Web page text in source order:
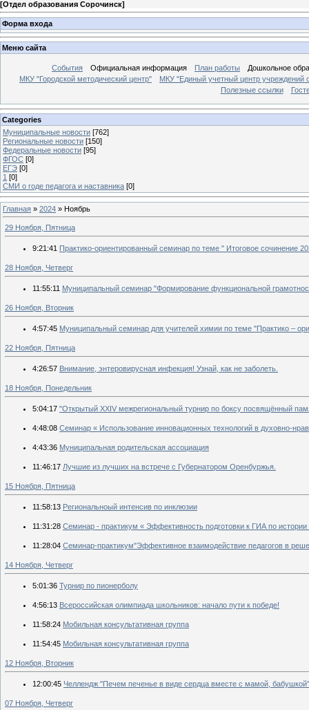
[Отдел образования Сорочинск]
Форма входа
Меню сайта
События Официальная информация План работы
Дошкольное
МКУ "Городской методический центр"
МКУ "Единый учетный центр учреждений
Полезные ссылки
Categories
Муниципальные новости [762]
Региональные новости [150]
Федеральные новости [95]
ФГОС [0]
ЕГЭ [0]
1 [0]
СМИ о годе педагога и наставника [0]
Главная » 2024 » Ноябрь
29 Ноября, Пятница
9:21:41 Практико-ориентированный семинар по теме " Итоговое сочинение
28 Ноября, Четверг
11:55:11 Муниципальный семинар "Формирование функциональной
26 Ноября, Вторник
4:57:45 Муниципальный семинар для учителей химии по теме "Практико –
22 Ноября, Пятница
4:26:57 Внимание, энтеровирусная инфекция! Узнай, как не заболеть.
18 Ноября, Понедельник
5:04:17 "Открытый XXIV межрегиональный турнир по боксу посвящённый
4:48:08 Семинар « Использование инновационных технологий в духовно-
4:43:36 Муниципальная родительская ассоциация
11:46:17 Лучшие из лучших на встрече с Губернатором Оренбуржья.
15 Ноября, Пятница
11:58:13 Региональноый интенсив по инклюзии
11:31:28 Семинар - практикум « Эффективность подготовки к ГИА по
11:28:04 Семинар-практикум"Эффективное взаимодействие педагогов в
14 Ноября, Четверг
5:01:36 Турнир по пионерболу
4:56:13 Всероссийская олимпиада школьников: начало пути к победе!
11:58:24 Мобильная консультативная группа
11:54:45 Мобильная консультативная группа
12 Ноября, Вторник
12:00:45 Челлендж "Печем печенье в виде сердца вместе с мамой, бабушкой"
07 Ноября, Четверг